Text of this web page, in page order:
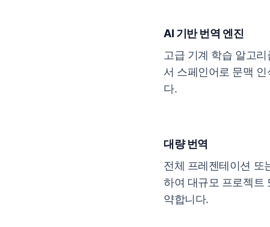
AI 기반 번역 엔진
고급 기계 학습 알고
서 스페인어로 문맥
다.
대량 번역
전체 프레젠테이션 또
하여 대규모 프로젝트
약합니다.